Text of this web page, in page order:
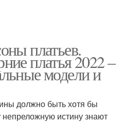
платьев.
платья 2022 –
модели и
должно быть хотя бы
истину знают